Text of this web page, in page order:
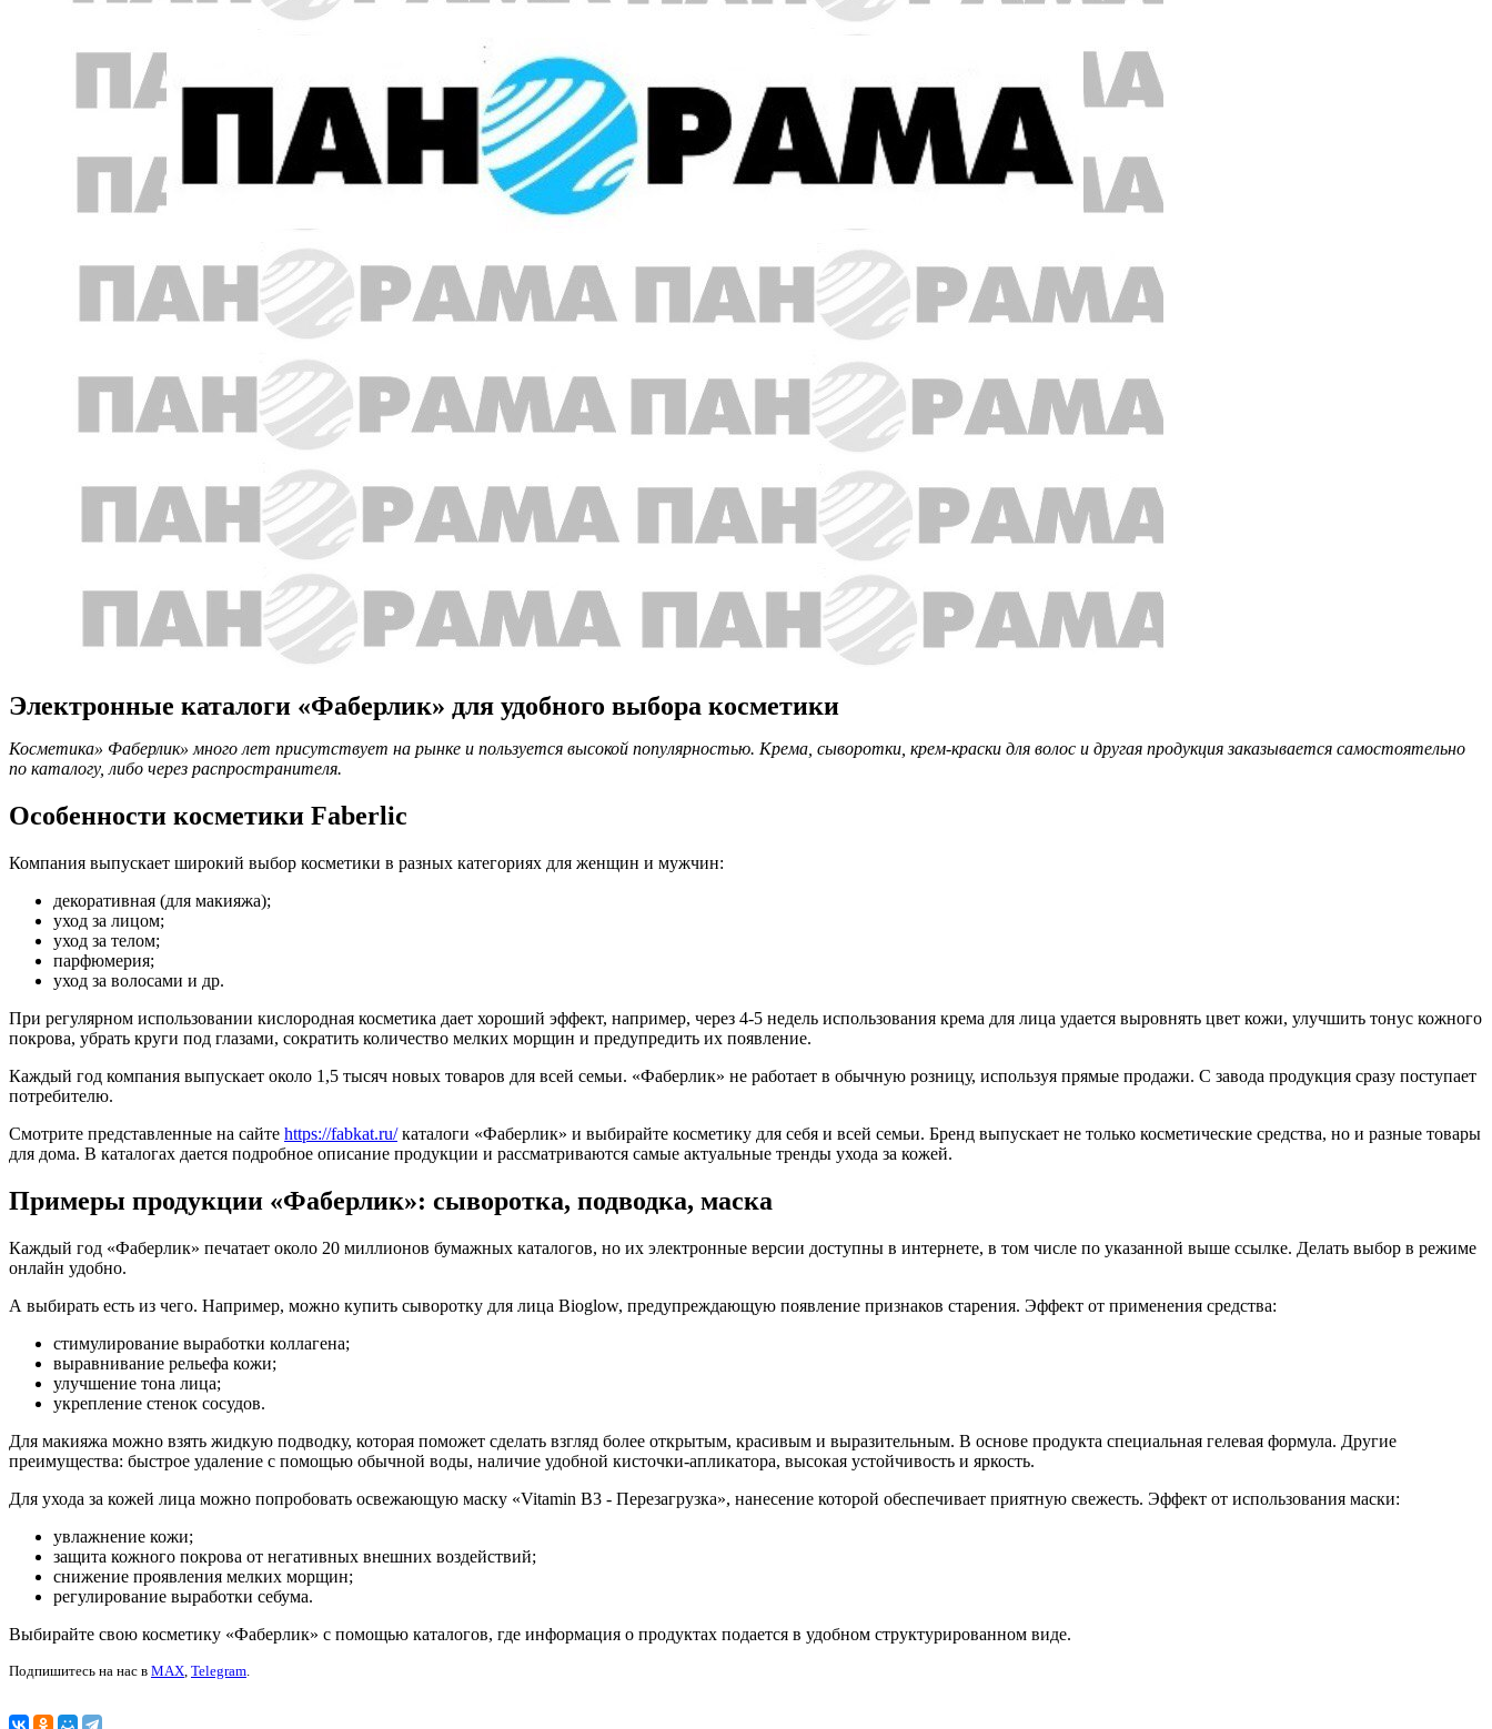
Электронные каталоги «Фаберлик» для удобного выбора косметики
Косметика» Фаберлик» много лет присутствует на рынке и пользуется высокой популярностью. Крема, сыворотки, крем-краски для волос и другая продукция заказывается самостоятельно
по каталогу, либо через распространителя.
Особенности косметики Faberlic
Компания выпускает широкий выбор косметики в разных категориях для женщин и мужчин:
декоративная (для макияжа);
уход за лицом;
уход за телом;
парфюмерия;
уход за волосами и др.
При регулярном использовании кислородная косметика дает хороший эффект, например, через 4-5 недель использования крема для лица удается выровнять цвет кожи, улучшить тонус кожного
покрова, убрать круги под глазами, сократить количество мелких морщин и предупредить их появление.
Каждый год компания выпускает около 1,5 тысяч новых товаров для всей семьи. «Фаберлик» не работает в обычную розницу, используя прямые продажи. С завода продукция сразу поступает
потребителю.
Смотрите представленные на сайте https://fabkat.ru/каталоги «Фаберлик» и выбирайте косметику для себя и всей семьи. Бренд выпускает не только косметические средства, но и разные товары
для дома. В каталогах дается подробное описание продукции и рассматриваются самые актуальные тренды ухода за кожей.
Примеры продукции «Фаберлик»: сыворотка, подводка, маска
Каждый год «Фаберлик» печатает около 20 миллионов бумажных каталогов, но их электронные версии доступны в интернете, в том числе по указанной выше ссылке. Делать выбор в режиме
онлайн удобно.
А выбирать есть из чего. Например, можно купить сыворотку для лица Bioglow, предупреждающую появление признаков старения. Эффект от применения средства:
стимулирование выработки коллагена;
выравнивание рельефа кожи;
улучшение тона лица;
укрепление стенок сосудов.
Для макияжа можно взять жидкую подводку, которая поможет сделать взгляд более открытым, красивым и выразительным. В основе продукта специальная гелевая формула. Другие
преимущества: быстрое удаление с помощью обычной воды, наличие удобной кисточки-апликатора, высокая устойчивость и яркость.
Для ухода за кожей лица можно попробовать освежающую маску «Vitamin B3 - Перезагрузка», нанесение которой обеспечивает приятную свежесть. Эффект от использования маски:
увлажнение кожи;
защита кожного покрова от негативных внешних воздействий;
снижение проявления мелких морщин;
регулирование выработки себума.
Выбирайте свою косметику «Фаберлик» с помощью каталогов, где информация о продуктах подается в удобном структурированном виде.
Подпишитесь на нас в MAX Telegram